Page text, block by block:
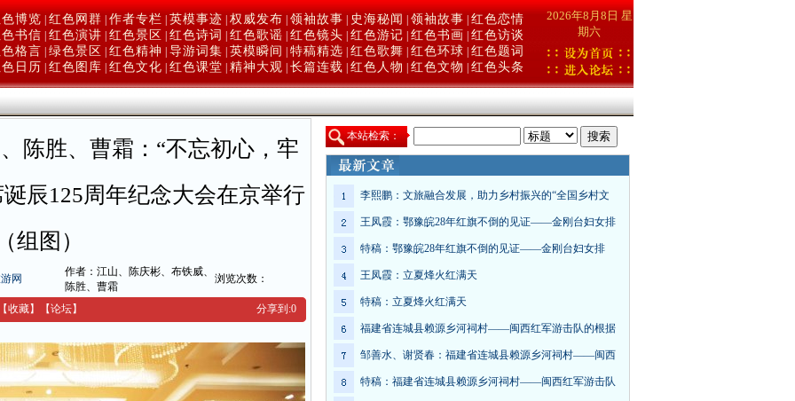
博览 红色网群 作者专栏 英模事迹 权威发布 领袖故事 史海秘闻 领袖故事 红色恋情
书信 红色演讲 红色景区 红色诗词 红色歌谣 红色镜头 红色游记 红色书画
红色访谈
格言 绿色景区 红色精神 导游词集 英模瞬间 特稿精选 红色歌舞 红色环球 红色题词
日历
红色图库 红色文化 红色课堂 精神大观 长篇连载 红色人物 红色文物 红色头条
2026年8月8日 星
期六
陈胜、曹霜：“不忘初心，牢
辰125周年纪念大会在京举行
组图）
网
作者：江山、陈庆彬、布铁威、
陈胜、曹霜
浏览次数：
收藏】 【论坛】 分享到:0
本站检索：
李熙鹏：文旅融合发展，助力乡村振兴的“全国乡村文
王凤霞：鄂豫皖28年红旗不倒的见证——金刚台妇女排
特稿：鄂豫皖28年红旗不倒的见证——金刚台妇女排
王凤霞：立夏烽火红满天
特稿：立夏烽火红满天
福建省连城县赖源乡河祠村——闽西红军游击队的根据
邹善水、谢贤春：福建省连城县赖源乡河祠村——闽西
特稿：福建省连城县赖源乡河祠村——闽西红军游击队